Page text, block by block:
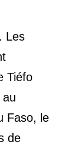
Les
Tiéfo
Faso, le
de